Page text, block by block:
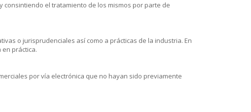
consintiendo el tratamiento de los mismos por parte de
o jurisprudenciales así como a prácticas de la industria. En
práctica.
por vía electrónica que no hayan sido previamente